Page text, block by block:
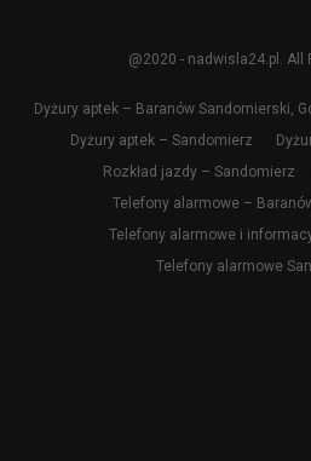
@2020 - nadwisla24.pl. All
Dyżury aptek – Baranów Sandomierski,
Dyżury aptek – Sandomierz
Rozkład jazdy – Sandomierz
Telefony alarmowe –
Telefony alarmowe i
Telefony alarmowe